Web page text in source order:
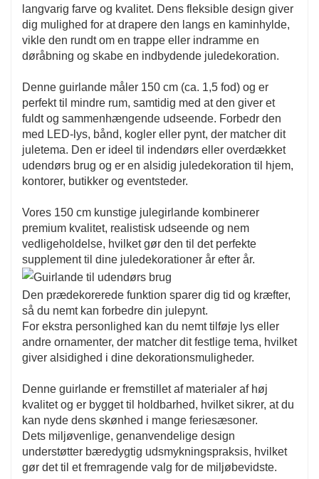
langvarig farve og kvalitet. Dens fleksible design giver
dig mulighed for at drapere den langs en kaminhylde,
vikle den rundt om en trappe eller indramme en
døråbning og skabe en indbydende juledekoration.
Denne guirlande måler 150 cm (ca. 1,5 fod) og er
perfekt til mindre rum, samtidig med at den giver et
fuldt og sammenhængende udseende. Forbedr den
med LED-lys, bånd, kogler eller pynt, der matcher dit
juletema. Den er ideel til indendørs eller overdækket
udendørs brug og er en alsidig juledekoration til hjem,
kontorer, butikker og eventsteder.
Vores 150 cm kunstige julegirlande kombinerer
premium kvalitet, realistisk udseende og nem
vedligeholdelse, hvilket gør den til det perfekte
supplement til dine juledekorationer år efter år.
Den prædekorerede funktion sparer dig tid og kræfter,
så du nemt kan forbedre din julepynt.
For ekstra personlighed kan du nemt tilføje lys eller
andre ornamenter, der matcher dit festlige tema, hvilket
giver alsidighed i dine dekorationsmuligheder.
Denne guirlande er fremstillet af materialer af høj
kvalitet og er bygget til holdbarhed, hvilket sikrer, at du
kan nyde dens skønhed i mange feriesæsoner.
Dets miljøvenlige, genanvendelige design
understøtter bæredygtig udsmykningspraksis, hvilket
gør det til et fremragende valg for de miljøbevidste.